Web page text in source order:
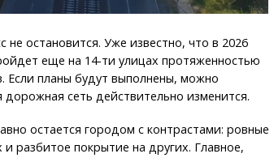
не остановится. Уже известно, что в 2026
еще на 14-ти улицах протяженностью
Если планы будут выполнены, можно
дорожная сеть действительно изменится.
остается городом с контрастами: ровные
разбитое покрытие на других. Главное,